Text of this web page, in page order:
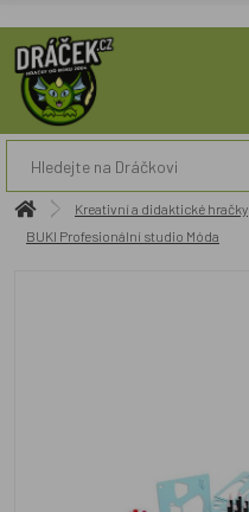
Kreativní a didaktické hračky
BUKI Profesionální studio Móda